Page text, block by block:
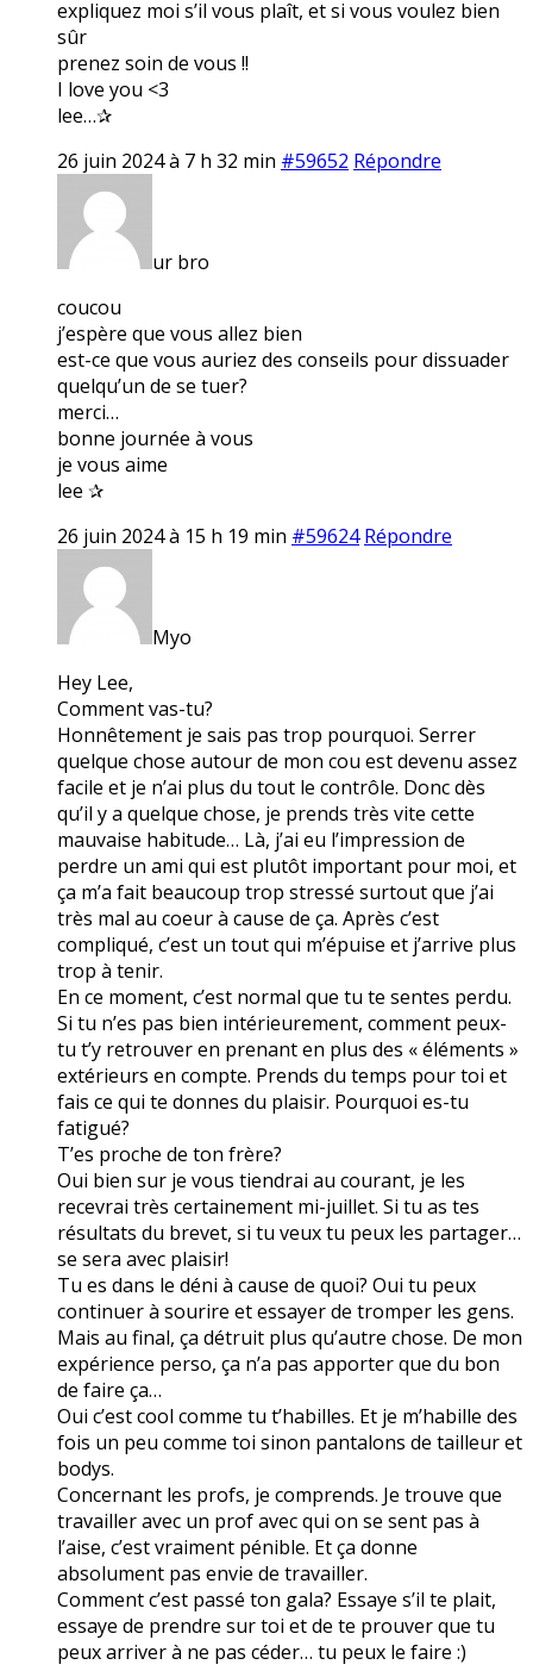
expliquez moi s’il vous plaît, et si vous voulez bien
sûr
prenez soin de vous !!
I love you <3
lee…✰
26 juin 2024 à 7 h 32 min #59652 Répondre
ur bro
coucou
j’espère que vous allez bien
est-ce que vous auriez des conseils pour dissuader
quelqu’un de se tuer?
merci…
bonne journée à vous
je vous aime
lee ✰
26 juin 2024 à 15 h 19 min #59624 Répondre
Myo
Hey Lee,
Comment vas-tu?
Honnêtement je sais pas trop pourquoi. Serrer
quelque chose autour de mon cou est devenu assez
facile et je n’ai plus du tout le contrôle. Donc dès
qu’il y a quelque chose, je prends très vite cette
mauvaise habitude… Là, j’ai eu l’impression de
perdre un ami qui est plutôt important pour moi, et
ça m’a fait beaucoup trop stressé surtout que j’ai
très mal au coeur à cause de ça. Après c’est
compliqué, c’est un tout qui m’épuise et j’arrive plus
trop à tenir.
En ce moment, c’est normal que tu te sentes perdu.
Si tu n’es pas bien intérieurement, comment peux-
tu t’y retrouver en prenant en plus des « éléments »
extérieurs en compte. Prends du temps pour toi et
fais ce qui te donnes du plaisir. Pourquoi es-tu
fatigué?
T’es proche de ton frère?
Oui bien sur je vous tiendrai au courant, je les
recevrai très certainement mi-juillet. Si tu as tes
résultats du brevet, si tu veux tu peux les partager…
se sera avec plaisir!
Tu es dans le déni à cause de quoi? Oui tu peux
continuer à sourire et essayer de tromper les gens.
Mais au final, ça détruit plus qu’autre chose. De mon
expérience perso, ça n’a pas apporter que du bon
de faire ça…
Oui c’est cool comme tu t’habilles. Et je m’habille des
fois un peu comme toi sinon pantalons de tailleur et
bodys.
Concernant les profs, je comprends. Je trouve que
travailler avec un prof avec qui on se sent pas à
l’aise, c’est vraiment pénible. Et ça donne
absolument pas envie de travailler.
Comment c’est passé ton gala? Essaye s’il te plait,
essaye de prendre sur toi et de te prouver que tu
peux arriver à ne pas céder… tu peux le faire :)